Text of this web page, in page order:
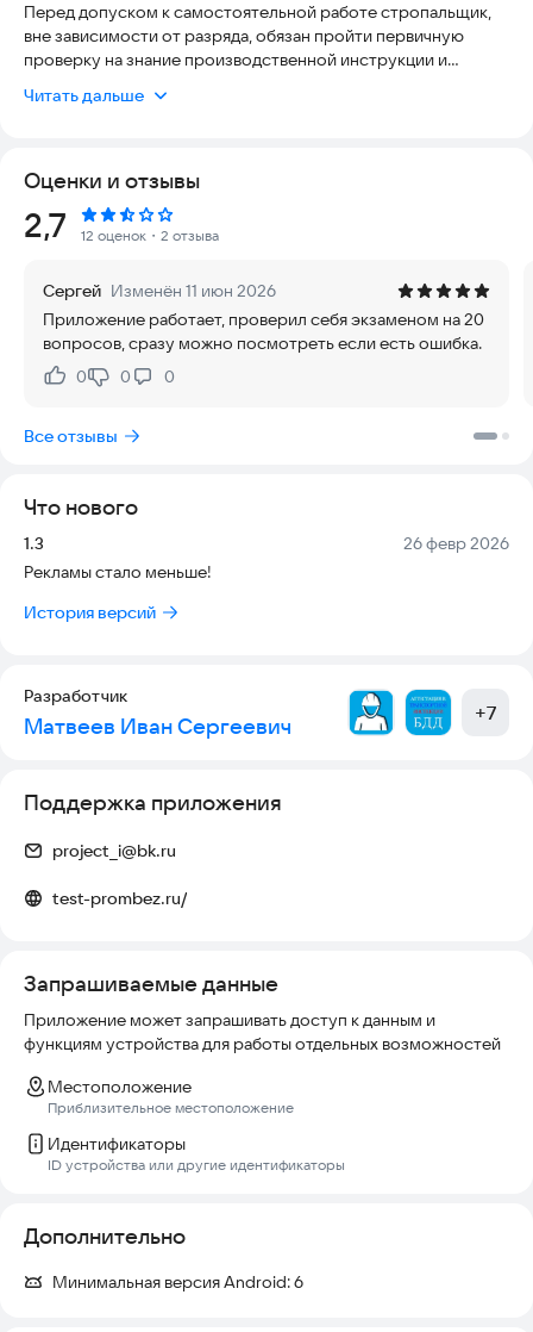
Перед допуском к самостоятельной работе стропальщик,
вне зависимости от разряда, обязан пройти первичную
проверку на знание производственной инструкции и
периодическую проверку знаний.
стропальщика. Тестовые вопросы и ответы соответствуют
профессиональному стандарту «Специалист по
эксплуатации подъемных сооружений» утв, приказом
Министерства труда и соцзащиты N 169н от 20.03.2018.
актуальны на сегодняшний день.
Стропальщик - это рабочая профессия, основными
трудовыми функциями которого является строповка или
обвязка грузов и вспомогательных приспособлений для
погрузки и разгрузки. В работе стропальщика
(ГПМ)
нормативно-правовых актов.
Условиями допуска для работников в данной сферы
- Изучение производственных инструкций, инструкцией по
ОТ;
- Обучение и проверка знаний при эксплуатации подъёмных
сооружений;
- Обучение и проверка знаний мерам пожарной
безопасности;
- Обучение и проверка знаний по охране труда.
Читать дальше
Оценки и отзывы
Рейтинг:
2,7 12 оценок ・2 отзыва
Сергей Изменён 11 июн 2026
Приложение работает, проверил себя экзаменом на 20
вопросов, сразу можно посмотреть если есть ошибка.
Нравится:
0Не нравится:
0 0
Все отзывы
Что нового
Версия:
1.3 Дата:
26 февр 2026
Рекламы стало меньше!
История версий
Разработчик
Матвеев Иван Сергеевич +7
Поддержка приложения
project_i@bk.ru
test-prombez.ru/
Запрашиваемые данные
Приложение может запрашивать доступ к данным и
функциям устройства для работы отдельных возможностей
Местоположение
Приблизительное местоположение
Идентификаторы
ID устройства или другие идентификаторы
Дополнительно
Минимальная версия Android:6